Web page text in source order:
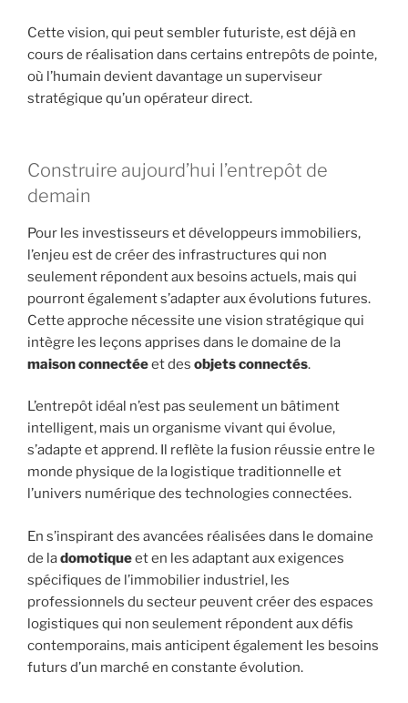
Cette vision, qui peut sembler futuriste, est déjà en
cours de réalisation dans certains entrepôts de pointe,
où l’humain devient davantage un superviseur
stratégique qu’un opérateur direct.
Construire aujourd’hui l’entrepôt de
demain
Pour les investisseurs et développeurs immobiliers,
l’enjeu est de créer des infrastructures qui non
seulement répondent aux besoins actuels, mais qui
pourront également s’adapter aux évolutions futures.
Cette approche nécessite une vision stratégique qui
intègre les leçons apprises dans le domaine de la
maison connectéeet des objets connectés.
L’entrepôt idéal n’est pas seulement un bâtiment
intelligent, mais un organisme vivant qui évolue,
s’adapte et apprend. Il reflète la fusion réussie entre le
monde physique de la logistique traditionnelle et
l’univers numérique des technologies connectées.
En s’inspirant des avancées réalisées dans le domaine
de ladomotiqueet en les adaptant aux exigences
spécifiques de l’immobilier industriel, les
professionnels du secteur peuvent créer des espaces
logistiques qui non seulement répondent aux défis
contemporains, mais anticipent également les besoins
futurs d’un marché en constante évolution.